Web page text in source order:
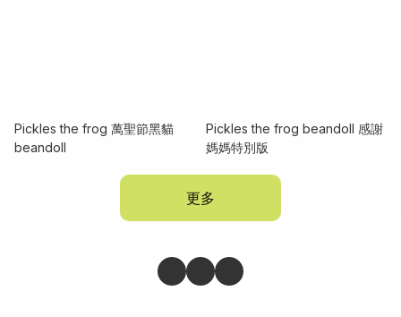
Pickles the frog 萬聖節黑貓
beandoll
Pickles the frog beandoll 感謝
媽媽特別版
更多